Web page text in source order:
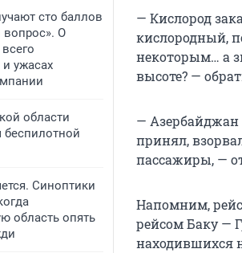
сто баллов
О
ужасах
области
Синоптики
область опять
— Кислород
кислородный,
некоторым… а
высоте? —
— Азербайджан
принял,
пассажиры, —
Напомним,
рейсом Баку —
находившихся